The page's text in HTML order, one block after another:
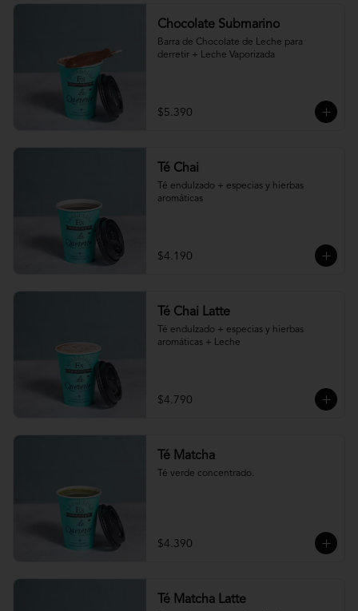
Chocolate Submarino
Barra de Chocolate de Leche para
derretir + Leche Vaporizada
$5.390
Té Chai
Té endulzado + especias y hierbas
aromáticas
$4.190
Té Chai Latte
Té endulzado + especias y hierbas
aromáticas + Leche
$4.790
Té Matcha
Té verde concentrado.
$4.390
Té Matcha Latte